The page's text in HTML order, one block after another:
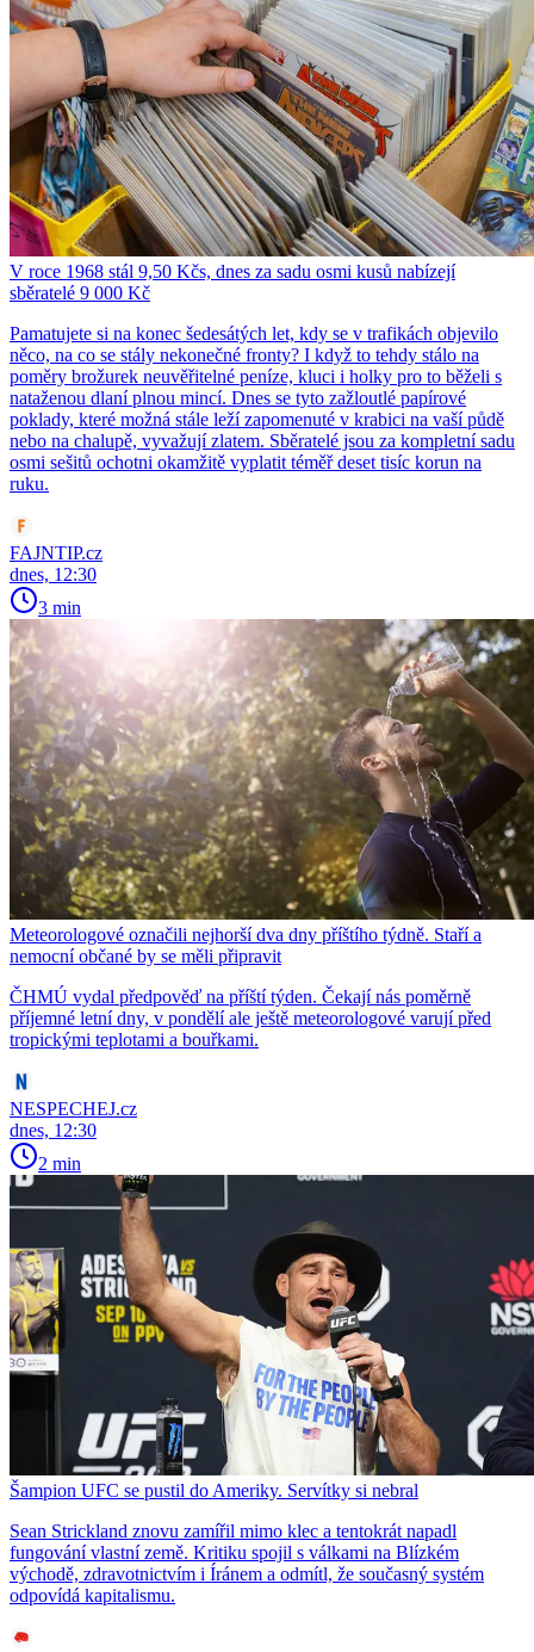
V roce 1968 stál 9,50 Kčs, dnes za sadu osmi kusů nabízejí
sběratelé 9 000 Kč
Pamatujete si na konec šedesátých let, kdy se v trafikách objevilo
něco, na co se stály nekonečné fronty? I když to tehdy stálo na
poměry brožurek neuvěřitelné peníze, kluci i holky pro to běželi s
nataženou dlaní plnou mincí. Dnes se tyto zažloutlé papírové
poklady, které možná stále leží zapomenuté v krabici na vaší půdě
nebo na chalupě, vyvažují zlatem. Sběratelé jsou za kompletní sadu
osmi sešitů ochotni okamžitě vyplatit téměř deset tisíc korun na
ruku.
FAJNTIP.cz
dnes, 12:30
3 min
Meteorologové označili nejhorší dva dny příštího týdně. Staří a
nemocní občané by se měli připravit
ČHMÚ vydal předpověď na příští týden. Čekají nás poměrně
příjemné letní dny, v pondělí ale ještě meteorologové varují před
tropickými teplotami a bouřkami.
NESPECHEJ.cz
dnes, 12:30
2 min
Šampion UFC se pustil do Ameriky. Servítky si nebral
Sean Strickland znovu zamířil mimo klec a tentokrát napadl
fungování vlastní země. Kritiku spojil s válkami na Blízkém
východě, zdravotnictvím i Íránem a odmítl, že současný systém
odpovídá kapitalismu.